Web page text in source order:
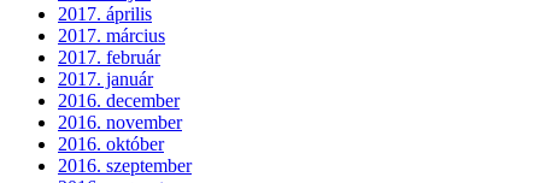
2017. április
2017. március
2017. február
2017. január
2016. december
2016. november
2016. október
2016. szeptember